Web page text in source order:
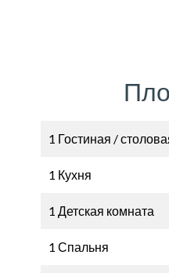
1 Гостиная /
1 Кухня
1 Детская комната
1 Спальня